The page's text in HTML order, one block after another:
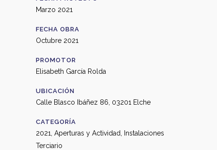
Marzo 2021
FECHA OBRA
Octubre 2021
PROMOTOR
Elisabeth García Rolda
UBICACIÓN
Calle Blasco Ibáñez 86, 03201 Elche
CATEGORÍA
2021, Aperturas y Actividad, Instalaciones
Terciario